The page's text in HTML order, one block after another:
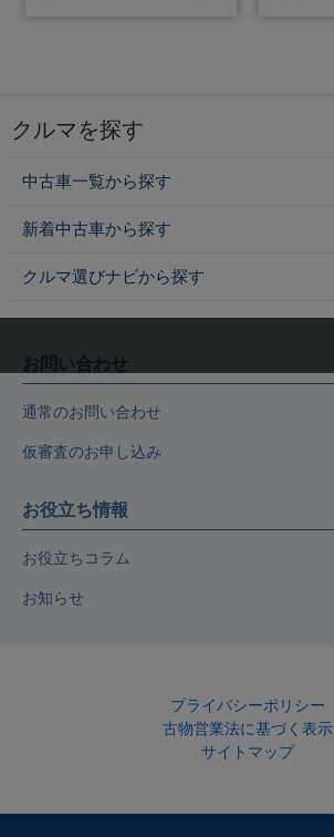
クルマを探す
中古車一覧から探す
新着中古車から探す
クルマ選びナビから探す
お問い合わせ
通常のお問い合わせ
仮審査のお申し込み
お役立ち情報
お役立ちコラム
お知らせ
プライバシーポリシー
古物営業法に基づく表示
サイトマップ